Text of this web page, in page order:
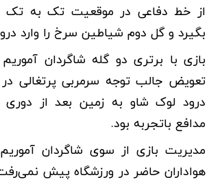
از خط دفاعی در موقعیت تک به تک با
بگیرد و گل دوم شیاطین سرخ را وارد
بازی با برتری دو گله شاگردان
تعویض جالب توجه سرمربی پرتغالی
درود لوک شاو به زمین بعد از
مدافع باتجربه بود.
مدیریت بازی از سوی شاگردان
هواداران حاضر در ورزشگاه پیش